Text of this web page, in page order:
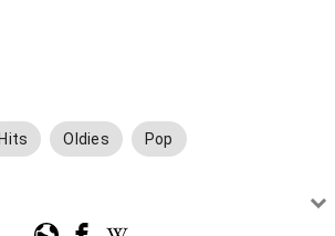
Hits Oldies Pop